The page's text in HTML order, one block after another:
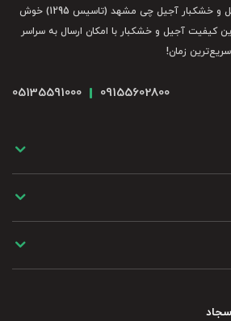
به شعبه آنلاین فروشگاه آجیل و خشکبار آجیل چی مشهد (تاسیس 1295) خوش
کیفیت آجیل و خشکبار با امکان ارسال به سراسر
زمان!
09155602800
05135591000